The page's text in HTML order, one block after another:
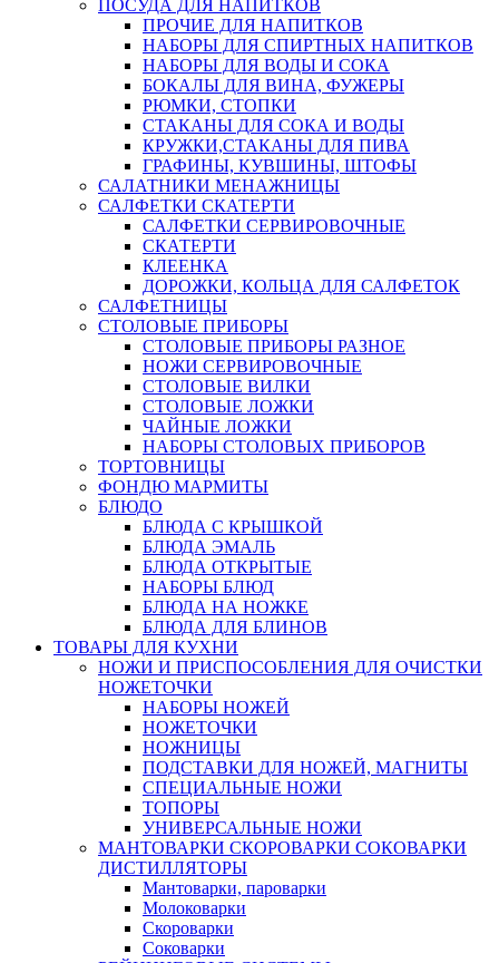
ПОСУДА ДЛЯ НАПИТКОВ
ПРОЧИЕ ДЛЯ НАПИТКОВ
НАБОРЫ ДЛЯ СПИРТНЫХ НАПИТКОВ
НАБОРЫ ДЛЯ ВОДЫ И СОКА
БОКАЛЫ ДЛЯ ВИНА, ФУЖЕРЫ
РЮМКИ, СТОПКИ
СТАКАНЫ ДЛЯ СОКА И ВОДЫ
КРУЖКИ,СТАКАНЫ ДЛЯ ПИВА
ГРАФИНЫ, КУВШИНЫ, ШТОФЫ
САЛАТНИКИ МЕНАЖНИЦЫ
САЛФЕТКИ СКАТЕРТИ
САЛФЕТКИ СЕРВИРОВОЧНЫЕ
СКАТЕРТИ
КЛЕЕНКА
ДОРОЖКИ, КОЛЬЦА ДЛЯ САЛФЕТОК
САЛФЕТНИЦЫ
СТОЛОВЫЕ ПРИБОРЫ
СТОЛОВЫЕ ПРИБОРЫ РАЗНОЕ
НОЖИ СЕРВИРОВОЧНЫЕ
СТОЛОВЫЕ ВИЛКИ
СТОЛОВЫЕ ЛОЖКИ
ЧАЙНЫЕ ЛОЖКИ
НАБОРЫ СТОЛОВЫХ ПРИБОРОВ
ТОРТОВНИЦЫ
ФОНДЮ МАРМИТЫ
БЛЮДО
БЛЮДА С КРЫШКОЙ
БЛЮДА ЭМАЛЬ
БЛЮДА ОТКРЫТЫЕ
НАБОРЫ БЛЮД
БЛЮДА НА НОЖКЕ
БЛЮДА ДЛЯ БЛИНОВ
ТОВАРЫ ДЛЯ КУХНИ
НОЖИ И ПРИСПОСОБЛЕНИЯ ДЛЯ ОЧИСТКИ
НОЖЕТОЧКИ
НАБОРЫ НОЖЕЙ
НОЖЕТОЧКИ
НОЖНИЦЫ
ПОДСТАВКИ ДЛЯ НОЖЕЙ, МАГНИТЫ
СПЕЦИАЛЬНЫЕ НОЖИ
ТОПОРЫ
УНИВЕРСАЛЬНЫЕ НОЖИ
МАНТОВАРКИ СКОРОВАРКИ СОКОВАРКИ
ДИСТИЛЛЯТОРЫ
Мантоварки, пароварки
Молоковарки
Скороварки
Соковарки